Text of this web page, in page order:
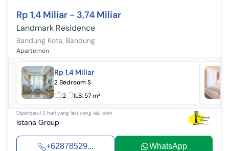
Rp 1,4 Miliar - 3,74 Miliar
Landmark Residence
Bandung Kota, Bandung
Apartemen
Rp 1,4 Miliar
2 Bedroom S
2
1LB: 57 m²
Diperbarui 2 hari yang lalu yang lalu oleh
Istana Group
+62878529... WhatsApp